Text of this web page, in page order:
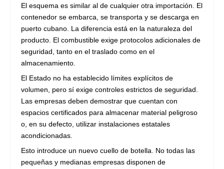
El esquema es similar al de cualquier otra importación. El
contenedor se embarca, se transporta y se descarga en
puerto cubano. La diferencia está en la naturaleza del
producto. El combustible exige protocolos adicionales de
seguridad, tanto en el traslado como en el
almacenamiento.
El Estado no ha establecido límites explícitos de
volumen, pero sí exige controles estrictos de seguridad.
Las empresas deben demostrar que cuentan con
espacios certificados para almacenar material peligroso
o, en su defecto, utilizar instalaciones estatales
acondicionadas.
Esto introduce un nuevo cuello de botella. No todas las
pequeñas y medianas empresas disponen de